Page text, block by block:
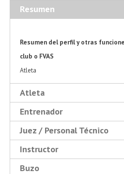
Resumen
Resumen del perfil y otras
club o FVAS
Atleta
Atleta
Entrenador
Juez / Personal Técnico
Instructor
Buzo